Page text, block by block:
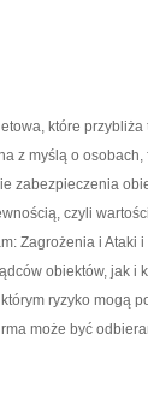
które
z myślą o
zabezpieczenia
czyli
Zagrożenia i Ataki
obiektów, jak i
ryzyko mogą
może być